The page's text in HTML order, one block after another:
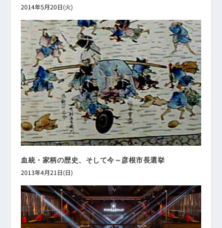
2014年5月20日(火)
血統・家柄の歴史、そして今～彦根市長選挙
2013年4月21日(日)